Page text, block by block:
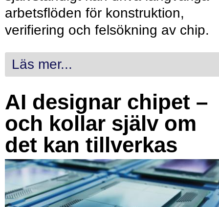
arbetsflöden för konstruktion,
verifiering och felsökning av chip.
Läs mer...
AI designar chipet –
och kollar själv om
det kan tillverkas